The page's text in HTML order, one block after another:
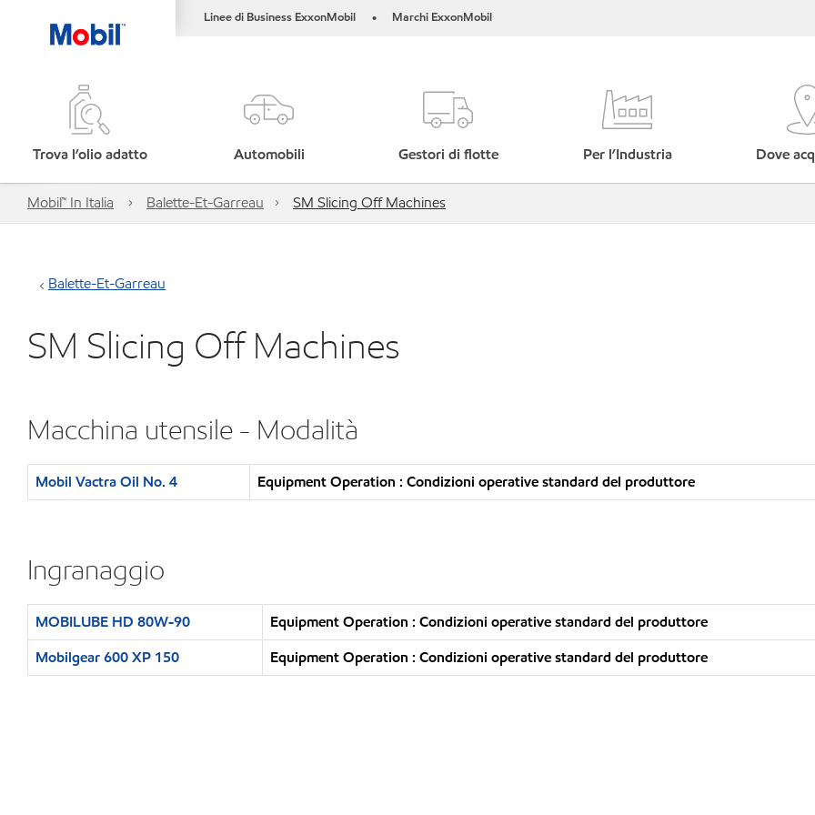
Linee di Business ExxonMobil • Marchi ExxonMobil
Trova l’olio adatto Automobili Gestori di flotte Per l’Industria Dove
Mobil™ In Italia Balette-Et-Garreau SM Slicing Off Machines
Balette-Et-Garreau
SM Slicing Off Machines
Macchina utensile - Modalità
Mobil Vactra Oil No. 4 Equipment Operation : Condizioni operative standard del produttore
Ingranaggio
MOBILUBE HD 80W-90
Equipment Operation : Condizioni operative standard del produttore
Mobilgear 600 XP 150
Equipment Operation : Condizioni operative standard del produttore